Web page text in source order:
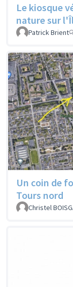
Le kiosque
nature sur
Patrick Brient
Un coin de
Tours nord
Christel